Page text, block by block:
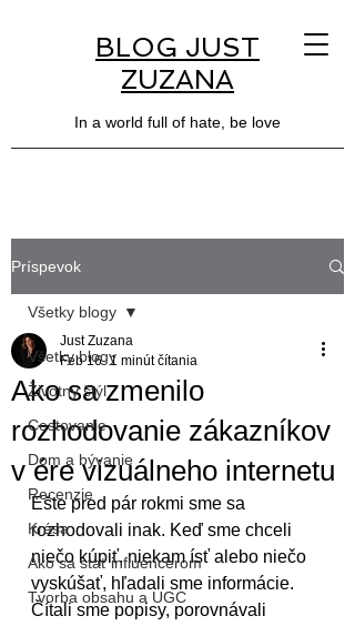
BLOG JUST
ZUZANA
In a world full of hate, be love
Príspevok
Všetky blogy
Životný štýl
Cestovanie
Dom a bývanie
Recenzie
Krása
Ako sa stať influencerom
Tvorba obsahu a UGC
Všetky blogy
Ako sa zmenilo
rozhodovanie zákazníkov
v ére vizuálneho internetu
Just Zuzana
Feb 16 1 minút čítania
Ešte pred pár rokmi sme sa
rozhodovali inak. Keď sme chceli
niečo kúpiť, niekam ísť alebo niečo
vyskúšať, hľadali sme informácie.
Čítali sme popisy, porovnávali